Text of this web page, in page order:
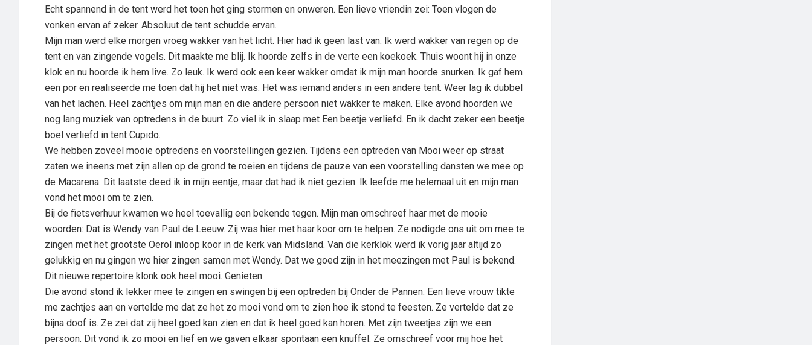
Echt spannend in de tent werd het toen het ging stormen en onweren. Een lieve vriendin zei: Toen vlogen de
vonken ervan af zeker. Absoluut de tent schudde ervan.
Mijn man werd elke morgen vroeg wakker van het licht. Hier had ik geen last van. Ik werd wakker van regen op de
tent en van zingende vogels. Dit maakte me blij. Ik hoorde zelfs in de verte een koekoek. Thuis woont hij in onze
klok en nu hoorde ik hem live. Zo leuk. Ik werd ook een keer wakker omdat ik mijn man hoorde snurken. Ik gaf hem
een por en realiseerde me toen dat hij het niet was. Het was iemand anders in een andere tent. Weer lag ik dubbel
van het lachen. Heel zachtjes om mijn man en die andere persoon niet wakker te maken. Elke avond hoorden we
nog lang muziek van optredens in de buurt. Zo viel ik in slaap met Een beetje verliefd. En ik dacht zeker een beetje
boel verliefd in tent Cupido.
We hebben zoveel mooie optredens en voorstellingen gezien. Tijdens een optreden van Mooi weer op straat
zaten we ineens met zijn allen op de grond te roeien en tijdens de pauze van een voorstelling dansten we mee op
de Macarena. Dit laatste deed ik in mijn eentje, maar dat had ik niet gezien. Ik leefde me helemaal uit en mijn man
vond het mooi om te zien.
Bij de fietsverhuur kwamen we heel toevallig een bekende tegen. Mijn man omschreef haar met de mooie
woorden: Dat is Wendy van Paul de Leeuw. Zij was hier met haar koor om te helpen. Ze nodigde ons uit om mee te
zingen met het grootste Oerol inloop koor in de kerk van Midsland. Van die kerklok werd ik vorig jaar altijd zo
gelukkig en nu gingen we hier zingen samen met Wendy. Dat we goed zijn in het meezingen met Paul is bekend.
Dit nieuwe repertoire klonk ook heel mooi. Genieten.
Die avond stond ik lekker mee te zingen en swingen bij een optreden bij Onder de Pannen. Een lieve vrouw tikte
me zachtjes aan en vertelde me dat ze het zo mooi vond om te zien hoe ik stond te feesten. Ze vertelde dat ze
bijna doof is. Ze zei dat zij heel goed kan zien en dat ik heel goed kan horen. Met zijn tweetjes zijn we een
persoon. Dit vond ik zo mooi en lief en we gaven elkaar spontaan een knuffel. Ze omschreef voor mij hoe het